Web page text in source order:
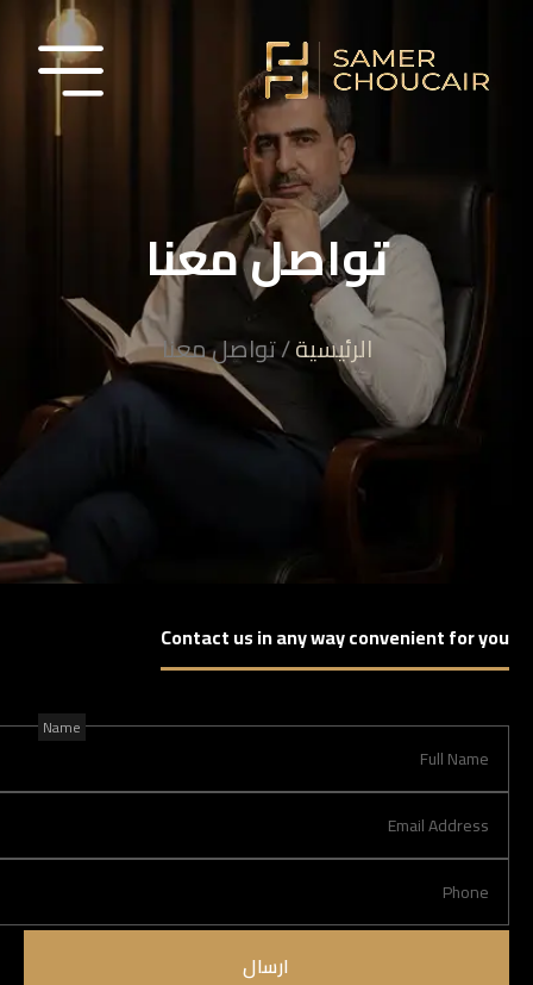
تواصل معنا
الرئيسية/ تواصل معنا
Contact us in any way convenient for you
Name
ارسال